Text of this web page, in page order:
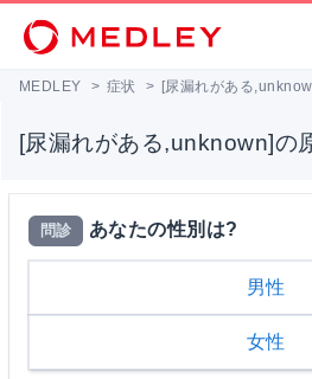
MEDLEY > 症状 > [尿漏れがある
[尿漏れがある,unknown]の
問診 あなたの性別は?
男性
女性